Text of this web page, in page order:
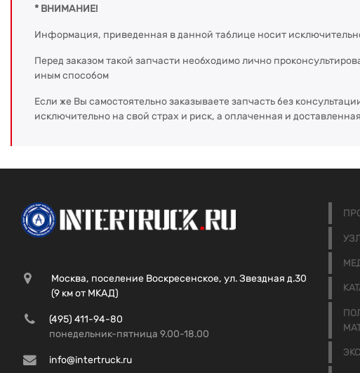
* ВНИМАНИЕ!
Информация, приведенная в данной таблице носит
Перед заказом такой запчасти необходимо лично
иным способом
Если же Вы самостоятельно заказываете запчасть без
исключительно на свой страх и риск, а оплаченная и
Москва, поселение Воскресенское, ул. Звездная д.30
(9 км от МКАД)
(495) 411-94-80
понедельник-пятница 9.00-18.00
info@intertruck.ru